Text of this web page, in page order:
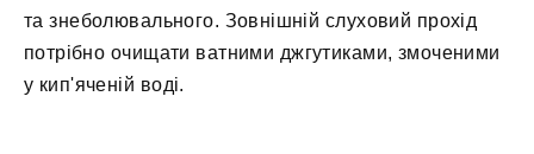
та знеболювального. Зовнішній слуховий прохід
потрібно очищати ватними джгутиками, змоченими
у кип'яченій воді.